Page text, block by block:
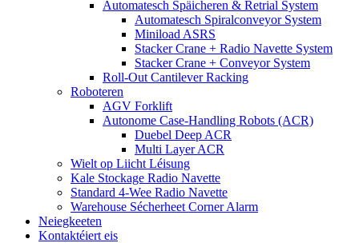
Automatesch Späicheren & Retrial System
Automatesch Spiralconveyor System
Miniload ASRS
Stacker Crane + Radio Navette System
Stacker Crane + Conveyor System
Roll-Out Cantilever Racking
Roboteren
AGV Forklift
Autonome Case-Handling Robots (ACR)
Duebel Deep ACR
Multi Layer ACR
Wielt op Liicht Léisung
Kale Stockage Radio Navette
Standard 4-Wee Radio Navette
Warehouse Sécherheet Corner Alarm
Neiegkeeten
Kontaktéiert eis